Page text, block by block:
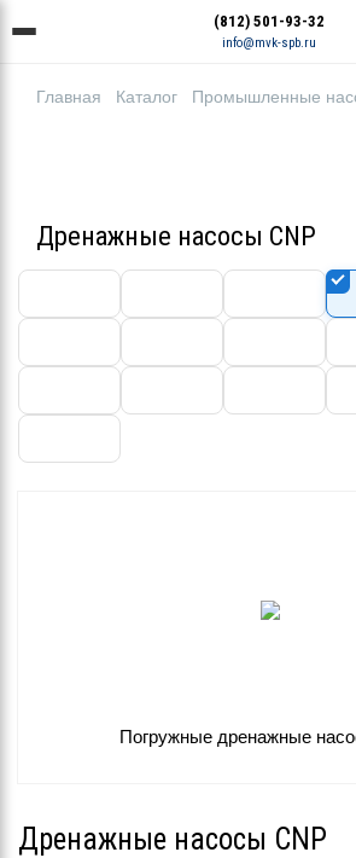
(812) 501-93-32
info@mvk-spb.ru
Главная Каталог Промышленные
Дренажные насосы CNP
Погружные дренажные
Дренажные насосы CNP